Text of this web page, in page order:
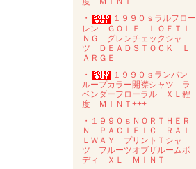
・
１９９０ｓラルフロー
レン ＧＯＬＦ ＬＯＦＴＩ
ＮＧ グレンチェックシャ
ツ ＤＥＡＤＳＴＯＣＫ Ｌ
ＡＲＧＥ
・
１９９０ｓランバン
ループカラー開襟シャツ ラ
ベンダーフローラル ＸＬ程
度 ＭＩＮＴ+++
・１９９０ｓＮＯＲＴＨＥＲ
Ｎ ＰＡＣＩＦＩＣ ＲＡＩ
ＬＷＡＹ プリントＴシャ
ツ フルーツオブザルームボ
ディ ＸＬ ＭＩＮＴ